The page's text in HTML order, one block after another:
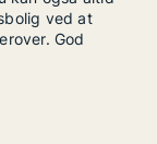
ved at
God